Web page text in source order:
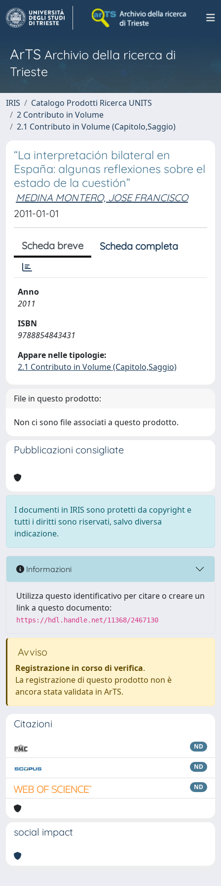
ArTS Archivio della ricerca di
Trieste
IRIS
Catalogo Prodotti Ricerca UNITS
2 Contributo in Volume
2.1 Contributo in Volume (Capitolo,Saggio)
“La interpretación bilateral en
España: algunas reflexiones sobre el
estado de la cuestión”
MEDINA MONTERO, JOSE FRANCISCO
2011-01-01
Scheda breve Scheda completa
Anno
2011
ISBN
9788854843431
Appare nelle tipologie:
2.1 Contributo in Volume (Capitolo,Saggio)
File in questo prodotto:
Non ci sono file associati a questo prodotto.
Pubblicazioni consigliate
I documenti in IRIS sono protetti da copyright e
tutti i diritti sono riservati, salvo diversa
indicazione.
Informazioni
Utilizza questo identificativo per citare o creare un
link a questo documento:
https://hdl.handle.net/11368/2467130
Avviso
Registrazione in corso di verifica.
La registrazione di questo prodotto non è
ancora stata validata in ArTS.
Citazioni
ND
ND
ND
social impact